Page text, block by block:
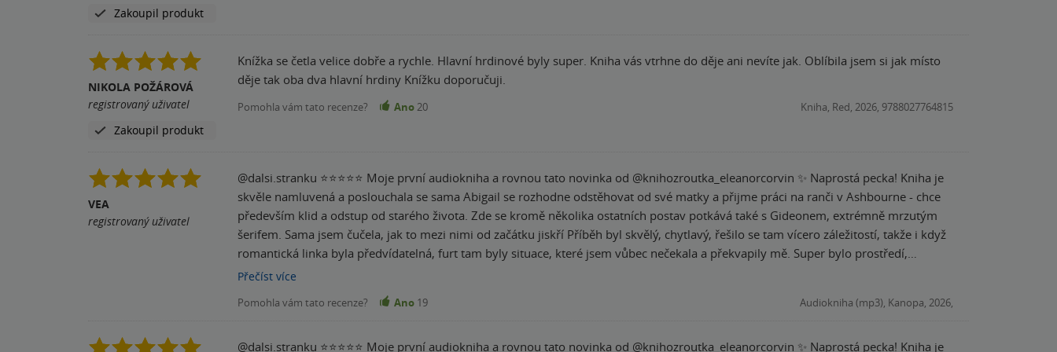
Zakoupil produkt
NIKOLA POŽÁROVÁ
registrovaný uživatel
Zakoupil produkt
Knížka se četla velice dobře a rychle. Hlavní hrdinové byly super. Kniha vás vtrhne do děje ani nevíte jak. Oblíbila jsem si jak místo
děje tak oba dva hlavní hrdiny Knížku doporučuji.
Pomohla vám tato recenze? Ano20 Kniha, Red, 2026, 9788027764815
VEA
registrovaný uživatel
@dalsi.stranku ⭐️⭐️⭐️⭐️⭐️ Moje první audiokniha a rovnou tato novinka od @knihozroutka_eleanorcorvin ✨ Naprostá pecka! Kniha je
skvěle namluvená a poslouchala se sama Abigail se rozhodne odstěhovat od své matky a přijme práci na ranči v Ashbourne - chce
především klid a odstup od starého života. Zde se kromě několika ostatních postav potkává také s Gideonem, extrémně mrzutým
šerifem. Sama jsem čučela, jak to mezi nimi od začátku jiskří Příběh byl skvělý, chytlavý, řešilo se tam vícero záležitostí, takže i když
romantická linka byla předvídatelná, furt tam byly situace, které jsem vůbec nečekala a překvapily mě. Super bylo prostředí,
atmosféra podzimu a taky ta trochu tajemná linka, která se protínala celým dějem a byla vyřešena na konci. Vlastně je mi až líto, že
vcítit, nicméně Gideon mi přišel hrozně otravný, majetnický a i když byl v zásadě super chlap, já bych mu asi zdrhla Moc moc
Přečíst více
Pomohla vám tato recenze? Ano 19 Audiokniha (mp3), Kanopa, 2026,
@dalsi.stranku ⭐️⭐️⭐️⭐️⭐️ Moje první audiokniha a rovnou tato novinka od @knihozroutka_eleanorcorvin ✨ Naprostá pecka! Kniha je